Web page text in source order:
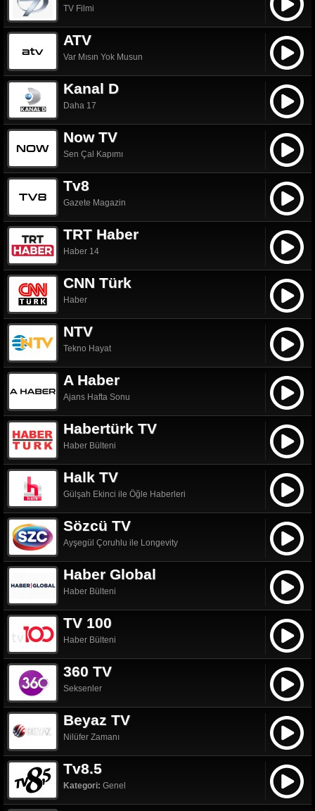
TV Filmi
ATV
Var Mısın Yok Musun
Kanal D
Daha 17
Now TV
Sen Çal Kapımı
Tv8
Gazete Magazin
TRT Haber
Haber 14
CNN Türk
Haber
NTV
Tekno Hayat
A Haber
Ajans Hafta Sonu
Habertürk TV
Haber Bülteni
Halk TV
Gülşah Ekinci ile Öğle Haberleri
Sözcü TV
Ayşegül Çoruhlu ile Longevity
Haber Global
Haber Bülteni
TV 100
Haber Bülteni
360 TV
Seksenler
Beyaz TV
Nilüfer Zamanı
Tv8.5
Kategori: Genel